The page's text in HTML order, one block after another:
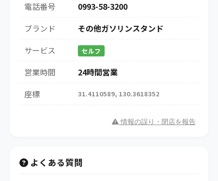
電話番号
0993-58-3200
ブランド
その他ガソリンスタンド
サービス
セルフ
営業時間
24時間営業
座標
31.4110589, 130.3618352
情報の誤り・閉店を報告
よくある質問